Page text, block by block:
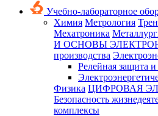
Учебно-лабораторное
Химия Метрология
Мехатроника
И ОСНОВЫ
производства
Релейная защита и
Физика ЦИФРОВАЯ
Безопасность
комплексы